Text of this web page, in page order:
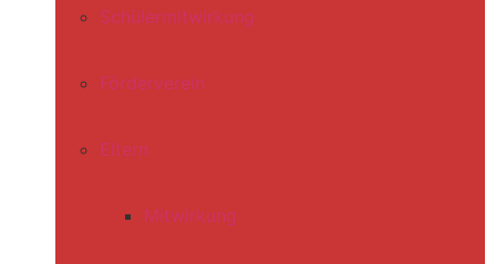
Schülermitwirkung
Förderverein
Eltern
Mitwirkung